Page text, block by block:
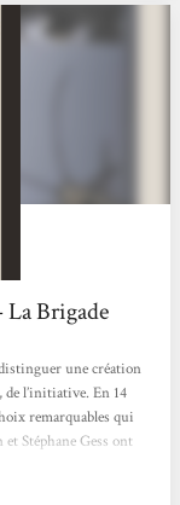
La Brigade
une création
de l’initiative. En 14
remarquables qui
Stéphane Gess ont
La conclusion de